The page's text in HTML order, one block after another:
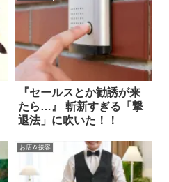
『セールスとか勧誘が来
たら…』 斬新すぎる「撃
退法」に吹いた！！
お店＆接客